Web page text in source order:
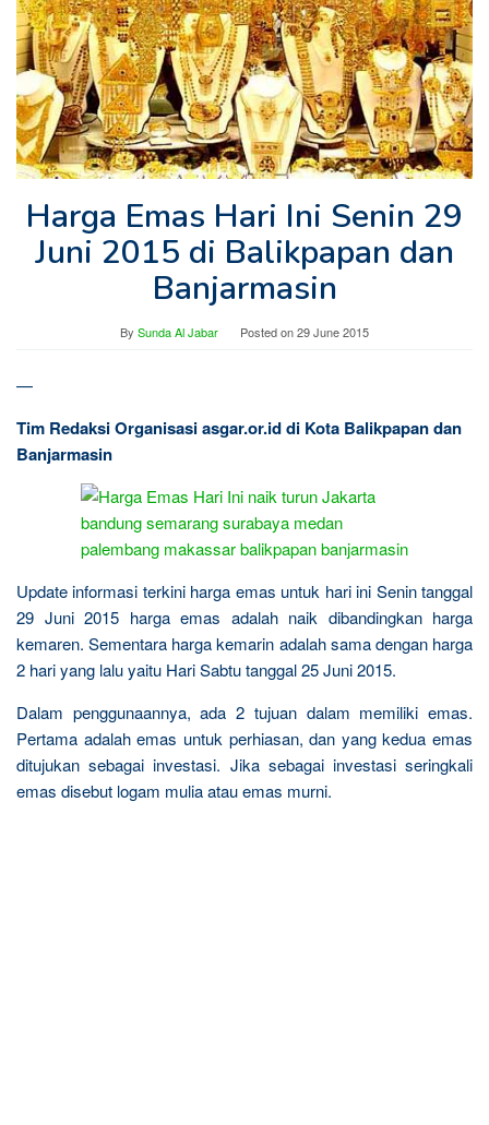
Harga Emas Hari Ini Senin 29
Juni 2015 di Balikpapan dan
Banjarmasin
By Sunda Al Jabar Posted on29 June 2015
—
Tim Redaksi Organisasi asgar.or.id di Kota Balikpapan dan
Banjarmasin
Update informasi terkini harga emas untuk hari ini Senin tanggal
29 Juni 2015 harga emas adalah naik dibandingkan harga
kemaren. Sementara harga kemarin adalah sama dengan harga
2 hari yang lalu yaitu Hari Sabtu tanggal 25 Juni 2015.
Dalam penggunaannya, ada 2 tujuan dalam memiliki emas.
Pertama adalah emas untuk perhiasan, dan yang kedua emas
ditujukan sebagai investasi. Jika sebagai investasi seringkali
emas disebut logam mulia atau emas murni.